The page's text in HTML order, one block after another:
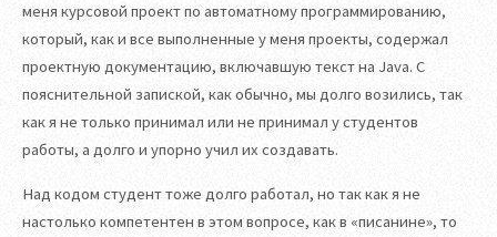
меня курсовой проект по автоматному программированию,
который, как и все выполненные у меня проекты, содержал
проектную документацию, включавшую текст на Java. С
пояснительной запиской, как обычно, мы долго возились, так
как я не только принимал или не принимал у студентов
работы, а долго и упорно учил их создавать.
Над кодом студент тоже долго работал, но так как я не
настолько компетентен в этом вопросе, как в «писанине», то